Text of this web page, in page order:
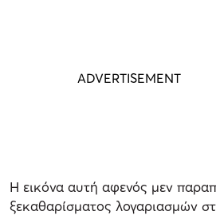
Η εικόνα αυτή αφενός μεν
ξεκαθαρίσματος λογαριασμών